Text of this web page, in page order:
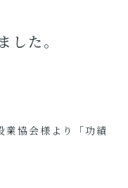
した。
業協会様より「功績